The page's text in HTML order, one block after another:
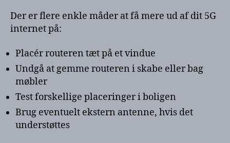
Der er flere enkle måder at få mere ud af dit 5G
internet på:
Placér routeren tæt på et vindue
Undgå at gemme routeren i skabe eller bag
møbler
Test forskellige placeringer i boligen
Brug eventuelt ekstern antenne, hvis det
understøttes